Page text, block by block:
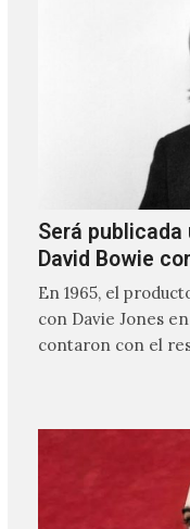
Será
David Bowie
En 1965, el
con Davie Jones
contaron con el